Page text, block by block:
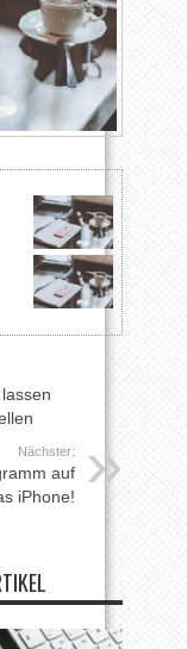
Nächster:
auf
iPhone!